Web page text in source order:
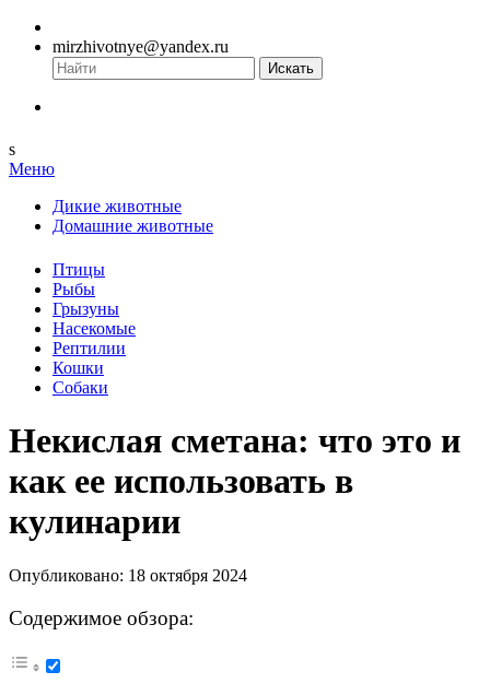
mirzhivotnye@yandex.ru
s
Меню
Дикие животные
Домашние животные
Птицы
Рыбы
Грызуны
Насекомые
Рептилии
Кошки
Собаки
Некислая сметана: что это и
как ее использовать в
кулинарии
Опубликовано: 18 октября 2024
Содержимое обзора: